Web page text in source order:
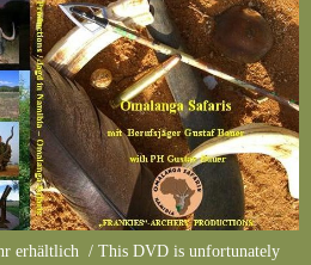
erhältlich / This DVD is unfortunately